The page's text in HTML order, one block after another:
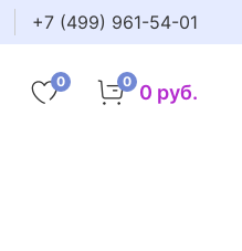
+7 (499) 961-54-01
0 0 0 руб.